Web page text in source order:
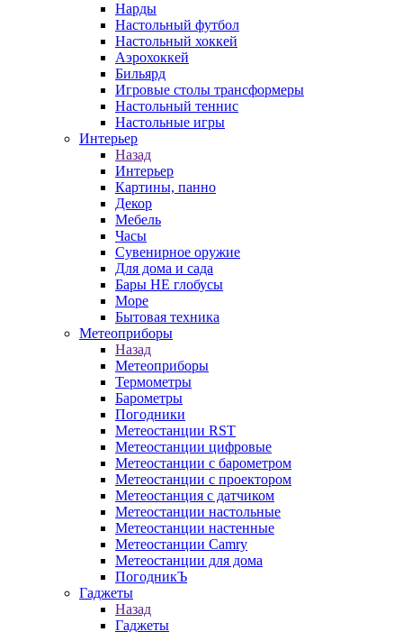
Нарды
Настольный футбол
Настольный хоккей
Аэрохоккей
Бильярд
Игровые столы трансформеры
Настольный теннис
Настольные игры
Интерьер
Назад
Интерьер
Картины, панно
Декор
Мебель
Часы
Сувенирное оружие
Для дома и сада
Бары НЕ глобусы
Море
Бытовая техника
Метеоприборы
Назад
Метеоприборы
Термометры
Барометры
Погодники
Метеостанции RST
Метеостанции цифровые
Метеостанции с барометром
Метеостанции с проектором
Метеостанция с датчиком
Метеостанции настольные
Метеостанции настенные
Метеостанции Camry
Метеостанции для дома
ПогодникЪ
Гаджеты
Назад
Гаджеты